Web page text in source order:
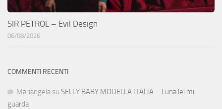
SIR PETROL – Evil Design
06/08/2026
COMMENTI RECENTI
Mariangela su SELLY BABY MODELLA ITALIA – Luna lei mi
guarda